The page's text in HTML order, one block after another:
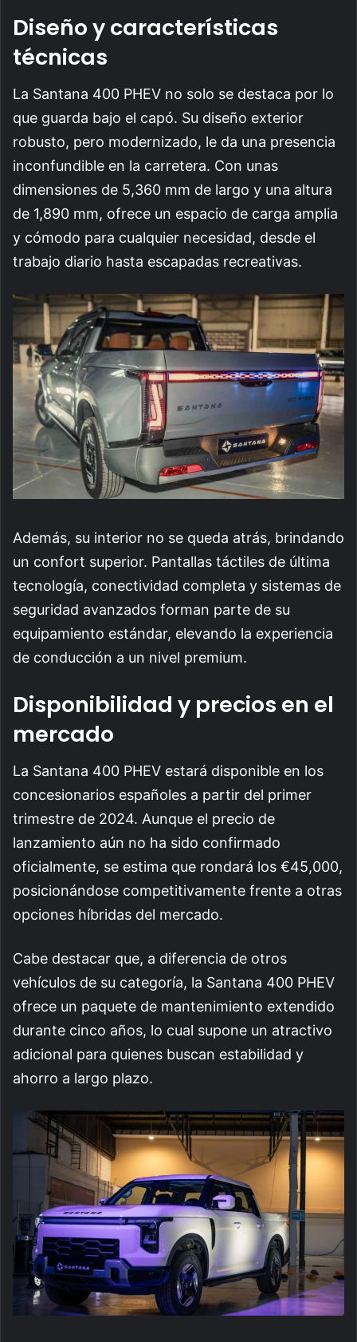
Diseño y características
técnicas
La Santana 400 PHEV no solo se destaca por lo
que guarda bajo el capó. Su diseño exterior
robusto, pero modernizado, le da una presencia
inconfundible en la carretera. Con unas
dimensiones de 5,360 mm de largo y una altura
de 1,890 mm, ofrece un espacio de carga amplia
y cómodo para cualquier necesidad, desde el
trabajo diario hasta escapadas recreativas.
Además, su interior no se queda atrás, brindando
un confort superior. Pantallas táctiles de última
tecnología, conectividad completa y sistemas de
seguridad avanzados forman parte de su
equipamiento estándar, elevando la experiencia
de conducción a un nivel premium.
Disponibilidad y precios en el
mercado
La Santana 400 PHEV estará disponible en los
concesionarios españoles a partir del primer
trimestre de 2024. Aunque el precio de
lanzamiento aún no ha sido confirmado
oficialmente, se estima que rondará los €45,000,
posicionándose competitivamente frente a otras
opciones híbridas del mercado.
Cabe destacar que, a diferencia de otros
vehículos de su categoría, la Santana 400 PHEV
ofrece un paquete de mantenimiento extendido
durante cinco años, lo cual supone un atractivo
adicional para quienes buscan estabilidad y
ahorro a largo plazo.